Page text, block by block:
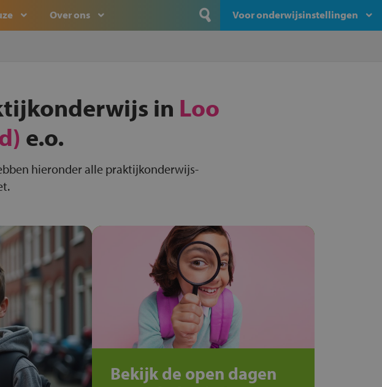
Over ons Voor onderwijsinstellingen
in Loo
e.o.
hieronder alle praktijkonderwijs-
Bekijk de open dagen